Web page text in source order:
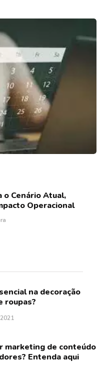
o Cenário Atual,
Operacional
na decoração
roupas?
marketing de conteúdo
Entenda aqui